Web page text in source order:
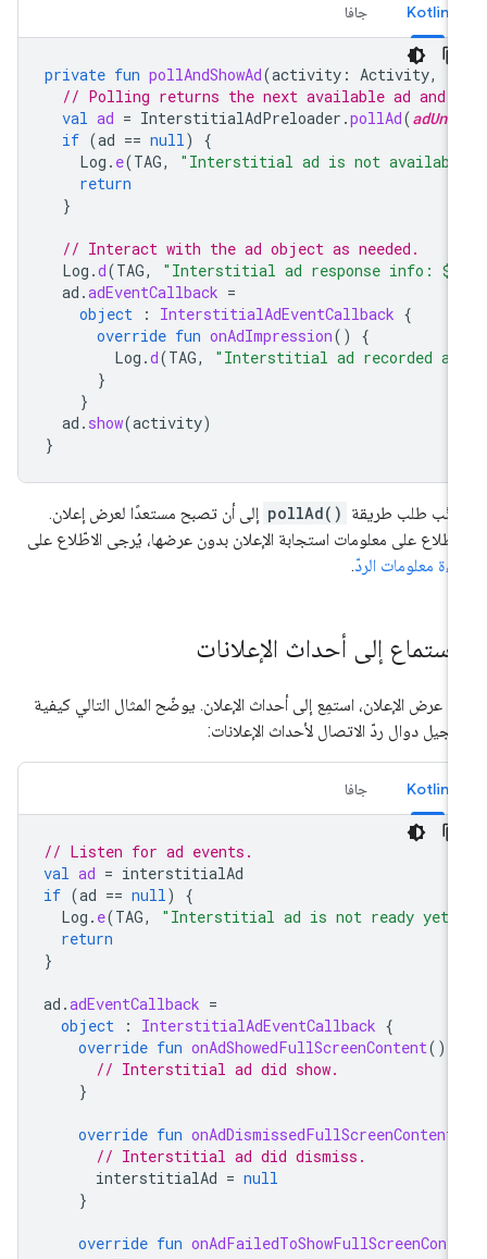
Kotlin
private fun pollAndShowAd(activity: Activity
// Polling returns the next available ad and
val ad = InterstitialAdPreloader.pollAd(
if
ad == null
Log.e(TAG , "Interstitial ad is not
return
// Interact with the ad object as needed.
Log.d(TAG , "Interstitial ad response info:
ad.adEventCallback
object
: InterstitialAdEventCallback
override
fun onAdImpression ()
Log.d(TAG , "Interstitial ad recorded
ad.show(activity
طلب طريقة pollAd() إلى أن تصبح مستعدًا لعرض إعلان.
على معلومات استجابة الإعلان بدون عرضها، يُرجى الاطّلاع على
معلومات الردّ
إلى أحداث الإعلانات
عرض الإعلان، استمِع إلى أحداث الإعلان. يوضّح المثال التالي كيفية
دوال ردّ الاتصال لأحداث الإعلانات:
Kotlin
// Listen for ad events.
val ad = interstitialAd
if
ad == null
Log.e(TAG , "Interstitial ad is not ready
return
ad.adEventCallback
object
: InterstitialAdEventCallback
override
fun onAdShowedFullScreenContent
// Interstitial ad did show.
override fun onAdDismissedFullScreenContent
// Interstitial ad did dismiss.
interstitialAd
= null
override fun